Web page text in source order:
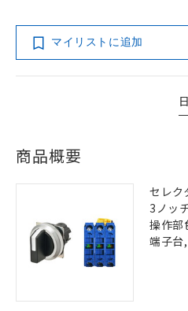
マイリストに追加
商品概要
セレク
3ノッ
操作部
端子台